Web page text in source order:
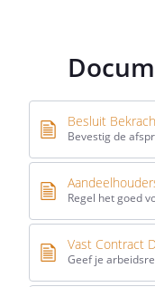
Besluit
Bevestig de
Regel het goed
Vast Contract
Geef je